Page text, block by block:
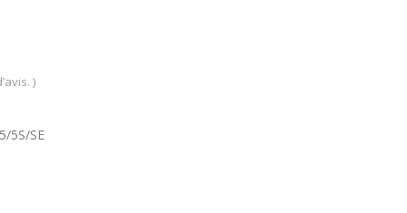
)
5S/SE